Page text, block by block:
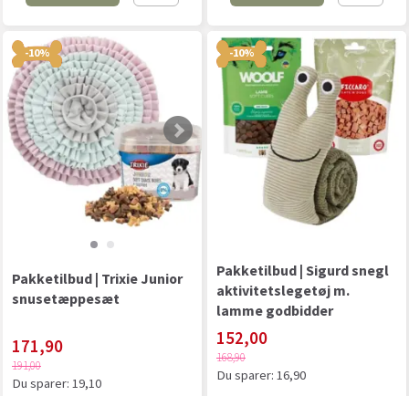
-10%
Pakketilbud | Trixie Junior
snusetæppesæt
171,90
191,00
Du sparer: 19,10
-10%
Pakketilbud | Sigurd snegl
aktivitetslegetøj m.
lamme godbidder
152,00
168,90
Du sparer: 16,90